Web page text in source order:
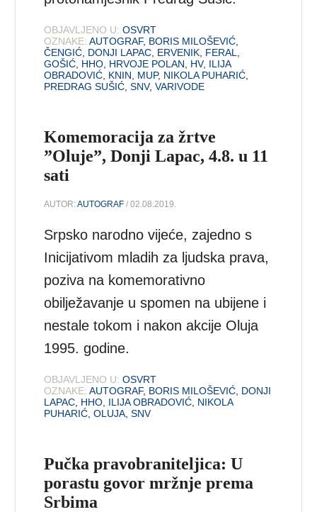
OBJAVLJENO U: OSVRT
OZNAKE: AUTOGRAF, BORIS MILOŠEVIĆ
ČENGIĆ DONJI LAPAC ERVENIK FERAL
GOŠIĆ HHO HRVOJE POLAN HV, ILIJA
OBRADOVIĆ KNIN MUP, NIKOLA PUHARIĆ
PREDRAG SUŠIĆ ,SNV,VARIVODE
Komemoracija za žrtve
”Oluje”, Donji Lapac, 4.8. u 11
sati
AUTOR:AUTOGRAF / 02.08.2019.
Srpsko narodno vijeće, zajedno s
Inicijativom mladih za ljudska prava,
poziva na komemorativno
obilježavanje u spomen na ubijene i
nestale tokom i nakon akcije Oluja
1995. godine.
OBJAVLJENO U: OSVRT
OZNAKE: AUTOGRAF, BORIS MILOŠEVIĆ DONJI
LAPAC HHO ILIJA OBRADOVIĆ NIKOLA
PUHARIĆ ,OLUJA ,SNV
Pučka pravobraniteljica: U
porastu govor mržnje prema
Srbima